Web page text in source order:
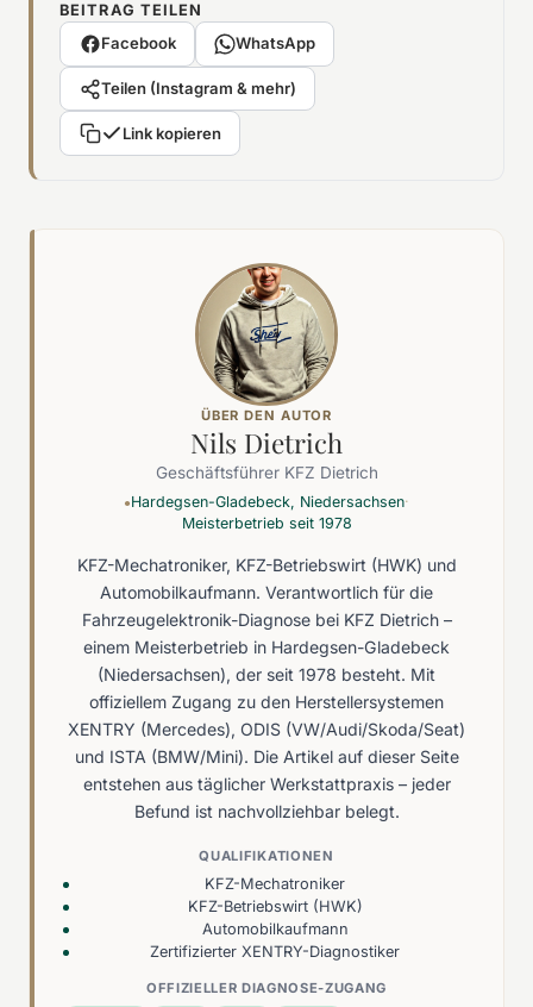
BEITRAG TEILEN
Facebook WhatsApp
Teilen (Instagram & mehr)
Link kopieren
ÜBER DEN AUTOR
Nils Dietrich
Geschäftsführer KFZ Dietrich
●Hardegsen-Gladebeck, Niedersachsen·
Meisterbetrieb seit 1978
KFZ-Mechatroniker, KFZ-Betriebswirt (HWK) und
Automobilkaufmann. Verantwortlich für die
Fahrzeugelektronik-Diagnose bei KFZ Dietrich –
einem Meisterbetrieb in Hardegsen-Gladebeck
(Niedersachsen), der seit 1978 besteht. Mit
offiziellem Zugang zu den Herstellersystemen
XENTRY (Mercedes), ODIS (VW/Audi/Skoda/Seat)
und ISTA (BMW/Mini). Die Artikel auf dieser Seite
entstehen aus täglicher Werkstattpraxis – jeder
Befund ist nachvollziehbar belegt.
QUALIFIKATIONEN
KFZ-Mechatroniker
KFZ-Betriebswirt (HWK)
Automobilkaufmann
Zertifizierter XENTRY-Diagnostiker
OFFIZIELLER DIAGNOSE-ZUGANG